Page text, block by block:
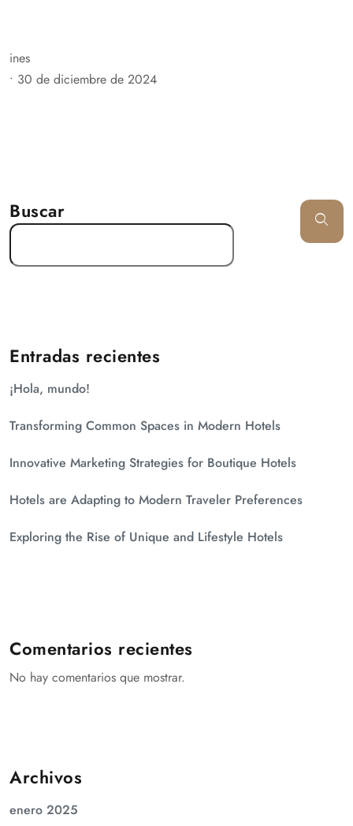
ines
• 30 de diciembre de 2024
Buscar
Entradas recientes
¡Hola, mundo!
Transforming Common Spaces in Modern Hotels
Innovative Marketing Strategies for Boutique Hotels
Hotels are Adapting to Modern Traveler Preferences
Exploring the Rise of Unique and Lifestyle Hotels
Comentarios recientes
No hay comentarios que mostrar.
Archivos
enero 2025